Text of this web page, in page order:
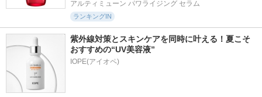
アルティミューン パワライジング セラム
ランキングIN
紫外線対策とスキンケアを同時に叶える！夏こそ
おすすめの“UV美容液”
IOPE(アイオペ)